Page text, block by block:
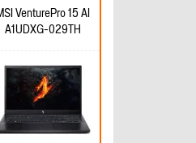
VenturePro 15 AI
A1UDXG-029TH